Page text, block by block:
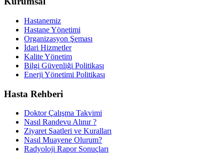
Hastanemiz
Hastane Yönetimi
Organizasyon Şeması
İdari Hizmetler
Kalite Yönetim
Bilgi Güvenliği Politikası
Enerji Yönetimi Politikası
Hasta Rehberi
Doktor Çalışma Takvimi
Nasıl Randevu Alınır ?
Ziyaret Saatleri ve Kuralları
Nasıl Muayene Olurum?
Radyoloji Rapor Sonuçları